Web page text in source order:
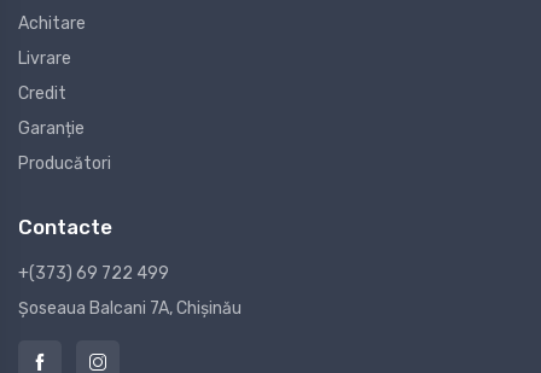
Achitare
Livrare
Credit
Garanție
Producători
Contacte
+(373) 69 722 499
Șoseaua Balcani 7A, Chișinău